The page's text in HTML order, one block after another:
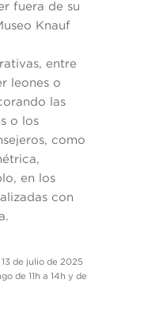
fuera de su
Knauf
entre
leones o
las
o los
como
en los
con
de julio de 2025
de 11h a 14h y de